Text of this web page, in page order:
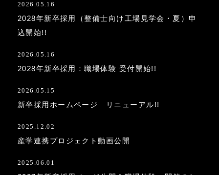
2026.05.16
2028年新卒採用（整備士向け工場見学会・夏）申
込開始!!
2026.05.16
2028年新卒採用：職場体験 受付開始!!
2026.05.15
新卒採用ホームページ リニューアル!!
2025.12.02
産学連携プロジェクト動画公開
2025.06.01